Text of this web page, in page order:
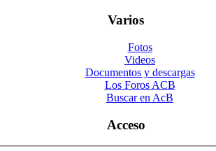
Varios
Fotos
Videos
Documentos y descargas
Los Foros ACB
Buscar en AcB
Acceso